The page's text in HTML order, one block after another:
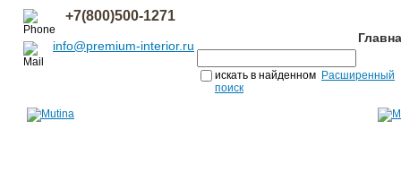
+7(800)500-1271
info@premium-interior.ru
искать в найденном Расширенный
поиск